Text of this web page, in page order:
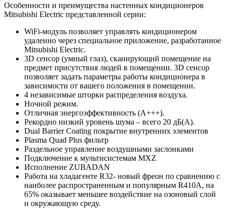
Особенности и преимущества настенных кондиционеров
Mitsubishi Electric представленной серии:
WiFi-модуль позволяет управлять кондиционером
удаленно через специальное приложение, разработанное
Mitsubishi Electric.
3D сенсор (умный глаз), сканирующий помещение на
предмет присутствия людей в помещении. 3D сенсор
позволяет задать параметры работы кондиционера в
зависимости от вашего положения в помещении.
4 независимые шторки распределения воздуха.
Ночной режим.
Отличная энергоэффективность (А+++).
Рекордно низкий уровень шума – всего 20 дБ(А).
Dual Barrier Coating покрытие внутренних элементов
Plasma Quad Plus фильтр
Раздельное управление воздушными заслонками
Подключение к мультисистемам MXZ
Исполнение ZUBADAN
Работа на хладагенте R32- новый фреон по сравнению с
наиболее распространенным и популярным R410A, на
65% оказывает меньшее воздействие на озоновый слой
и окружающую среду.